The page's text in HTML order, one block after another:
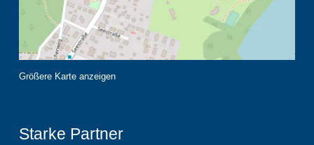
Größere Karte anzeigen
Starke Partner